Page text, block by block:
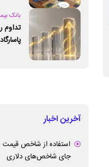
ارائه بسته‌های تخفیفی مکالمات
توسط شرکت مخابرات ایران
بانک
تداوم
آخرین اخبار
استفاده از شاخص قیمت
جای شاخص‌های دلاری